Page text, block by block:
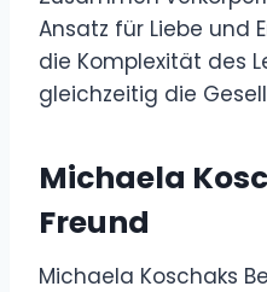
Ansatz für Liebe und
die Komplexität des
gleichzeitig die
Michaela
Freund
Michaela Koschaks